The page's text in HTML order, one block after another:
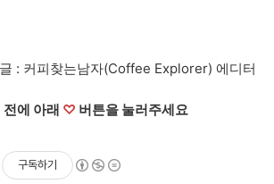
글 : 커피찾는남자(Coffee Explorer) 에디터
전에 아래 ♡ 버튼을 눌러주세요
구독하기